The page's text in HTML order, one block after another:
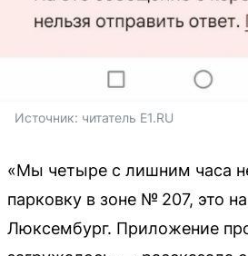
Источник: читатель E1.RU
«Мы четыре с лишним часа
парковку в зоне № 207, это
Люксембург. Приложение